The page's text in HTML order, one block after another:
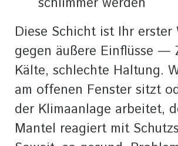
Diese Schicht ist Ihr erster
gegen äußere Einflüsse —
Kälte, schlechte Haltung.
am offenen Fenster sitzt
der Klimaanlage arbeitet,
Mantel reagiert mit